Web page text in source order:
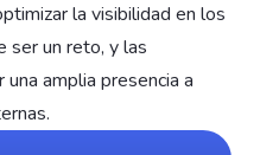
la visibilidad en los
ser un reto, y las
amplia presencia a